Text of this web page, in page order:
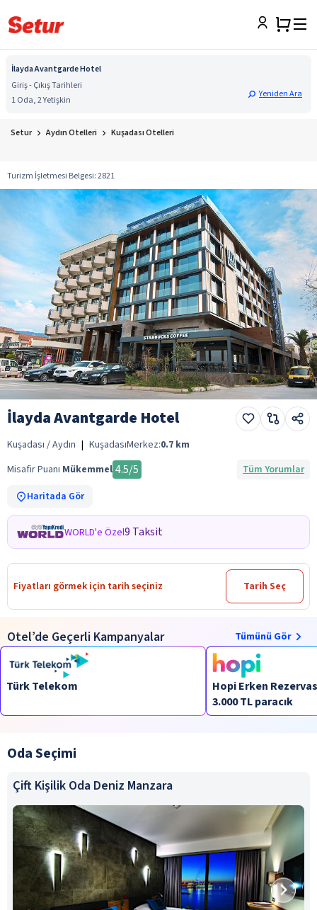
İlayda Avantgarde Hotel
Giriş - Çıkış Tarihleri
1 Oda, 2 Yetişkin
Yeniden Ara
Setur Aydın Otelleri Kuşadası Otelleri
Turizm İşletmesi Belgesi:2821
İlayda Avantgarde Hotel
Kuşadası / Aydın | KuşadasıMerkez:0.7 km
Misafir Puanı Mükemmel 4.5/5
Tüm Yorumlar
Haritada Gör
WORLD'e Özel9 Taksit
Fiyatları görmek için tarih seçiniz Tarih Seç
Otel’de Geçerli Kampanyalar Tümünü Gör
Türk Telekom
Hopi Erken
3.000 TL paracık
Oda Seçimi
Çift Kişilik Oda Deniz Manzara